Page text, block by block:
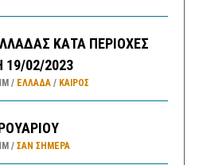
ΚΑΤΑ ΠΕΡΙΟΧΕΣ
19/02/2023
ΕΛΛΑΔA/ ΚΑΙΡΌΣ
ΣΑΝ ΣΉΜΕΡΑ